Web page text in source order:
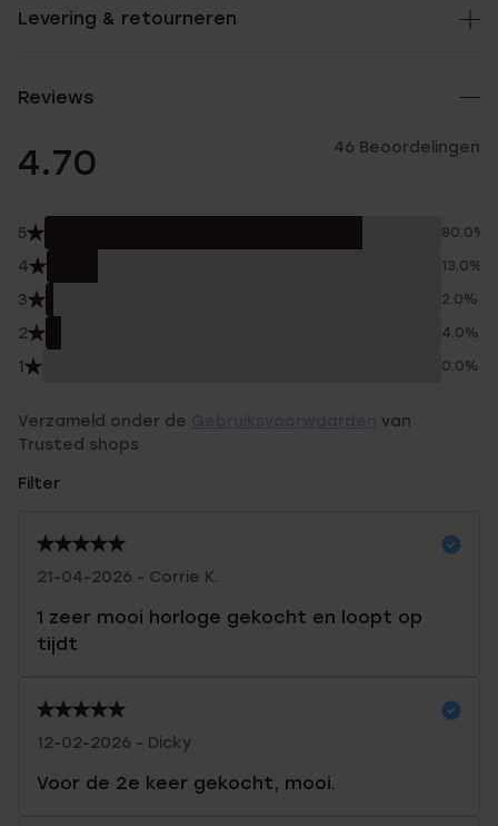
Levering & retourneren
Reviews
4.70 46 Beoordelingen
5 80.0%
4 13.0%
3 2.0%
2 4.0%
1 0.0%
Verzameld onder de
van
Trusted shops
Filter
21-04-2026 - Corrie K.
1 zeer mooi horloge gekocht en loopt op
tijdt
12-02-2026 - Dicky
Voor de 2e keer gekocht, mooi.